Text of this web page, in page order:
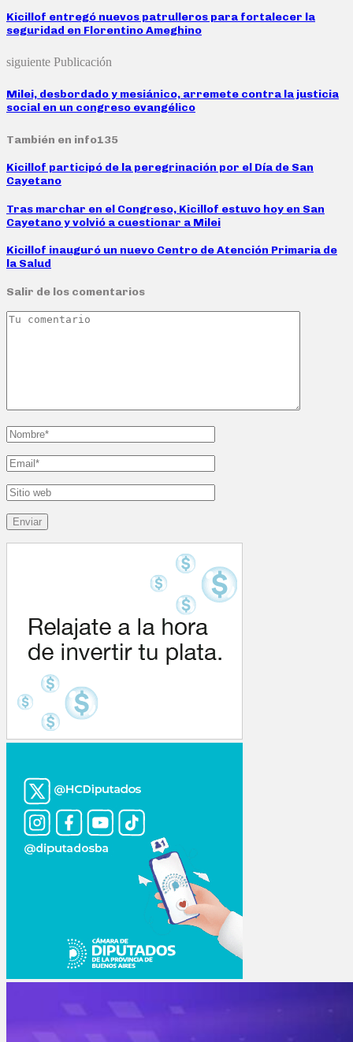
Kicillof entregó nuevos patrulleros para fortalecer la
seguridad en Florentino Ameghino
siguiente Publicación
Milei, desbordado y mesiánico, arremete contra la justicia
social en un congreso evangélico
También en info135
Kicillof participó de la peregrinación por el Día de San
Cayetano
Tras marchar en el Congreso, Kicillof estuvo hoy en San
Cayetano y volvió a cuestionar a Milei
Kicillof inauguró un nuevo Centro de Atención Primaria de
la Salud
Salir de los comentarios